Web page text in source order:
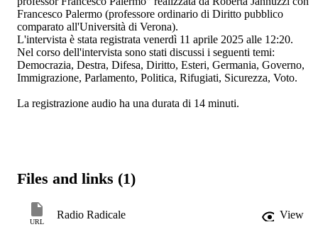
Francesco Palermo (professore ordinario di Diritto pubblico
comparato all'Università di Verona).
L'intervista è stata registrata venerdì 11 aprile 2025 alle 12:20.
Nel corso dell'intervista sono stati discussi i seguenti temi:
Democrazia, Destra, Difesa, Diritto, Esteri, Germania, Governo,
Immigrazione, Parlamento, Politica, Rifugiati, Sicurezza, Voto.
La registrazione audio ha una durata di 14 minuti.
Files and links (1)
URL
Radio Radicale View